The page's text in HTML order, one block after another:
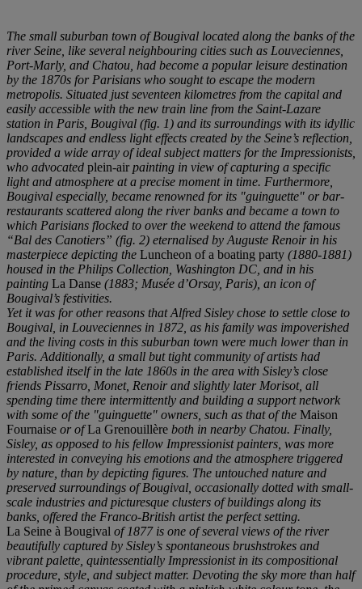
The small suburban town of Bougival located along the banks of the
river Seine, like several neighbouring cities such as Louveciennes,
Port-Marly, and Chatou, had become a popular leisure destination
by the 1870s for Parisians who sought to escape the modern
metropolis. Situated just seventeen kilometres from the capital and
easily accessible with the new train line from the Saint-Lazare
station in Paris, Bougival (fig. 1) and its surroundings with its idyllic
landscapes and endless light effects created by the Seine’s reflection,
provided a wide array of ideal subject matters for the Impressionists,
who advocated plein-airpainting in view of capturing a specific
light and atmosphere at a precise moment in time. Furthermore,
Bougival especially, became renowned for its "guinguette" or bar-
restaurants scattered along the river banks and became a town to
which Parisians flocked to over the weekend to attend the famous
“Bal des Canotiers” (fig. 2) eternalised by Auguste Renoir in his
masterpiece depicting the Luncheon of a boating party (1880-1881)
housed in the Philips Collection, Washington DC, and in his
painting La Danse (1883; Musée d’Orsay, Paris), an icon of
Bougival’s festivities.
Yet it was for other reasons that Alfred Sisley chose to settle close to
Bougival, in Louveciennes in 1872, as his family was impoverished
and the living costs in this suburban town were much lower than in
Paris. Additionally, a small but tight community of artists had
established itself in the late 1860s in the area with Sisley’s close
friends Pissarro, Monet, Renoir and slightly later Morisot, all
spending time there intermittently and building a support network
with some of the "guinguette" owners, such as that of the Maison
Fournaise or ofLa Grenouillère both in nearby Chatou. Finally,
Sisley, as opposed to his fellow Impressionist painters, was more
interested in conveying his emotions and the atmosphere triggered
by nature, than by depicting figures. The untouched nature and
preserved surroundings of Bougival, occasionally dotted with small-
scale industries and picturesque clusters of buildings along its
banks, offered the Franco-British artist the perfect setting.
La Seine à Bougival of 1877 is one of several views of the river
beautifully captured by Sisley’s spontaneous brushstrokes and
vibrant palette, quintessentially Impressionist in its compositional
procedure, style, and subject matter. Devoting the sky more than half